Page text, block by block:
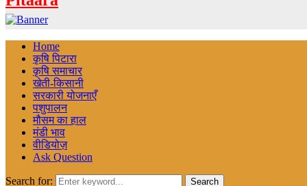
Home
कृषि पिटारा
कृषि समाचार
खेती-किसानी
सरकारी योजनाएँ
पशुपालन
मौसम का हाल
मंडी भाव
वीडियोज़
Ask Question
Search for: Search